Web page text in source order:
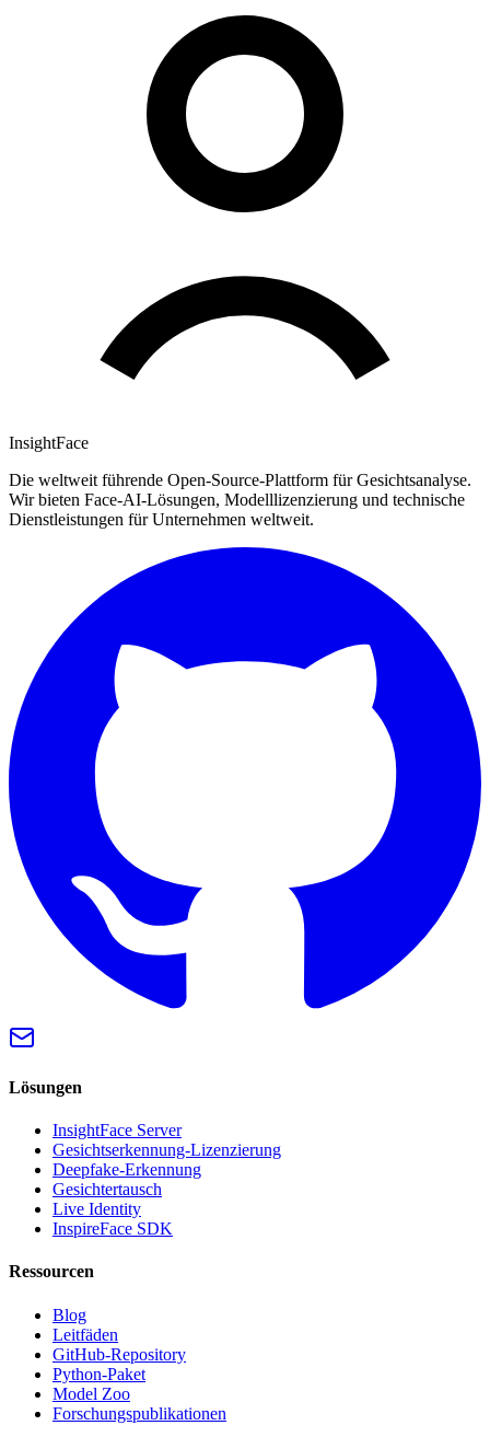
InsightFace
Die weltweit führende Open-Source-Plattform für Gesichtsanalyse.
Wir bieten Face-AI-Lösungen, Modelllizenzierung und technische
Dienstleistungen für Unternehmen weltweit.
Lösungen
InsightFace Server
Gesichtserkennung-Lizenzierung
Deepfake-Erkennung
Gesichtertausch
Live Identity
InspireFace SDK
Ressourcen
Blog
Leitfäden
GitHub-Repository
Python-Paket
Model Zoo
Forschungspublikationen